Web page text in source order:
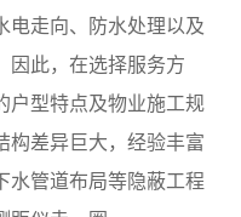
电走向、防水处理以及
因此，在选择服务方
户型特点及物业施工规
构差异巨大，经验丰富
水管道布局等隐蔽工程